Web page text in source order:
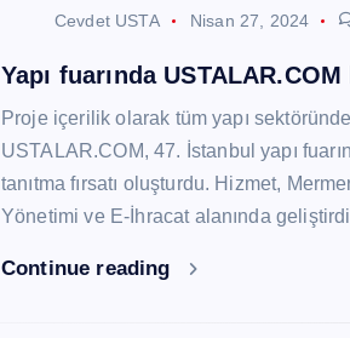
Cevdet USTA Nisan 27, 2024
Yapı fuarında
Proje içerilik olarak tüm yapı
USTALAR.COM, 47. İstanbul yapı
tanıtma fırsatı oluşturdu. Hizmet,
Yönetimi ve E-İhracat alanında
Continue reading